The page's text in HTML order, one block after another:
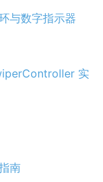
与数字指示器
实
南